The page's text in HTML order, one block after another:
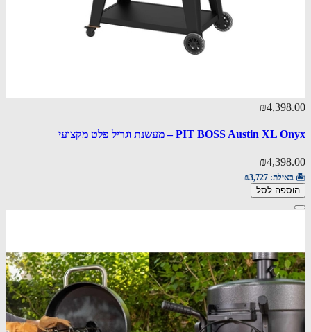
₪4,398.00
PIT BOSS Austin XL Onyx – מעשנת וגריל פלט מקצועי
₪4,398.00
🏝️ באילת: ₪3,727
הוספה לסל